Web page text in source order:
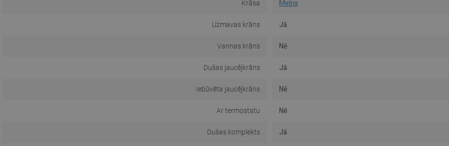
Krāsa Melns
Uzmavas krāns Jā
Vannas krāns Nē
Dušas jaucējkrāns Jā
Iebūvēta jaucējkrāns Nē
Ar termostatu Nē
Dušas komplekts Jā